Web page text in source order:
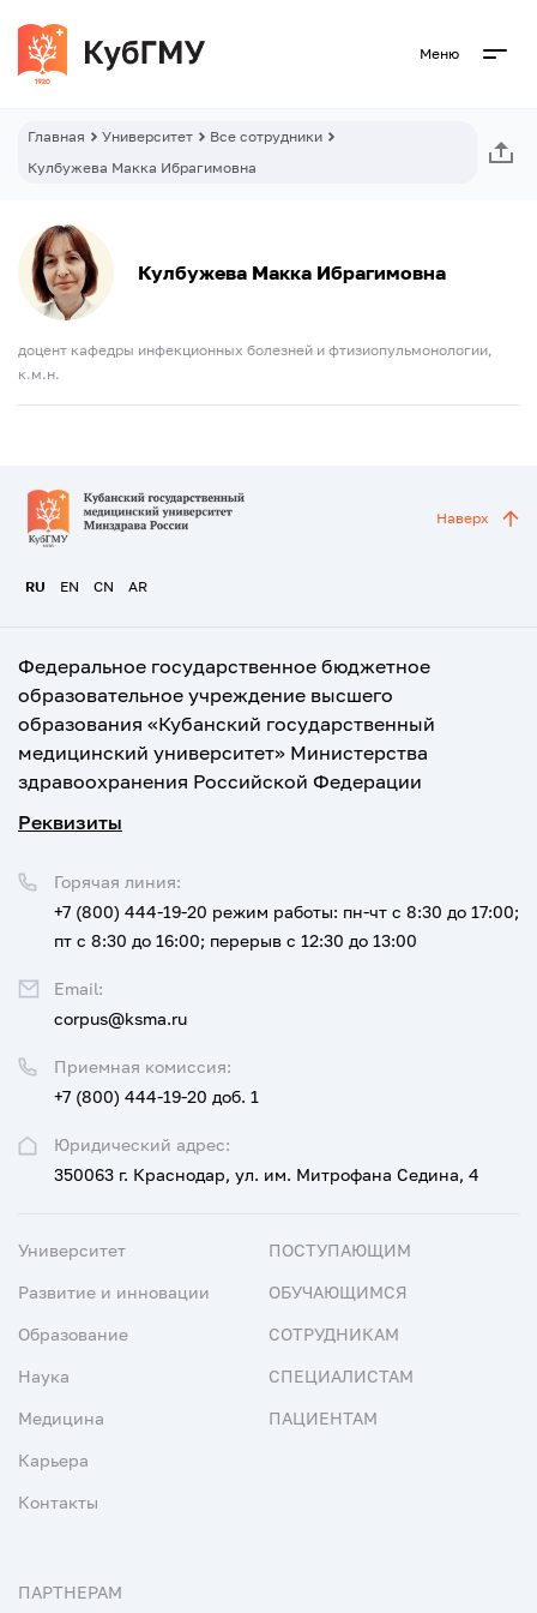
Меню
Главная Университет
Все сотрудники
Кулбужева Макка Ибрагимовна
Кулбужева Макка Ибрагимовна
доцент кафедры инфекционных болезней и фтизиопульмонологии,
к.м.н.
RU EN CN AR
Наверх
Федеральное государственное бюджетное
образовательное учреждение высшего
образования «Кубанский государственный
медицинский университет» Министерства
здравоохранения Российской Федерации
Реквизиты
Юридический адрес:
350063 г. Краснодар, ул. им. Митрофана Седина, 4
Приемная комиссия:
+7 (800) 444-19-20 доб. 1
Горячая линия:
+7 (800) 444-19-20 режим работы: пн-чт с 8:30 до 17:00;
пт с 8:30 до 16:00; перерыв с 12:30 до 13:00
Email:
corpus@ksma.ru
Университет
Развитие и инновации
Образование
Наука
Медицина
Карьера
Контакты
ПОСТУПАЮЩИМ
ОБУЧАЮЩИМСЯ
СОТРУДНИКАМ
СПЕЦИАЛИСТАМ
ПАЦИЕНТАМ
ПАРТНЕРАМ